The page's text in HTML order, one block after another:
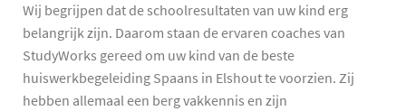
Wij begrijpen dat de schoolresultaten van uw kind erg
belangrijk zijn. Daarom staan de ervaren coaches van
StudyWorks gereed om uw kind van de beste
huiswerkbegeleiding Spaans in Elshout te voorzien. Zij
hebben allemaal een berg vakkennis en zijn